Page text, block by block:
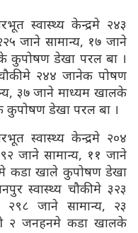
स्वास्थ्य केन्द्रमे २४३
जाने सामान्य, १७ जाने
डेखा परल बा ।
२४४ जानेक पोषण
३७ जाने माध्यम खालके
डेखा परल बा ।
स्वास्थ्य केन्द्रमे २०४
जाने सामान्य, ११ जाने
कडा खाले कुपोषण डेखा
स्वास्थ्य चौकीमे ३२३
जाने सामान्य, २३
२ जनहनमे कडा खालके